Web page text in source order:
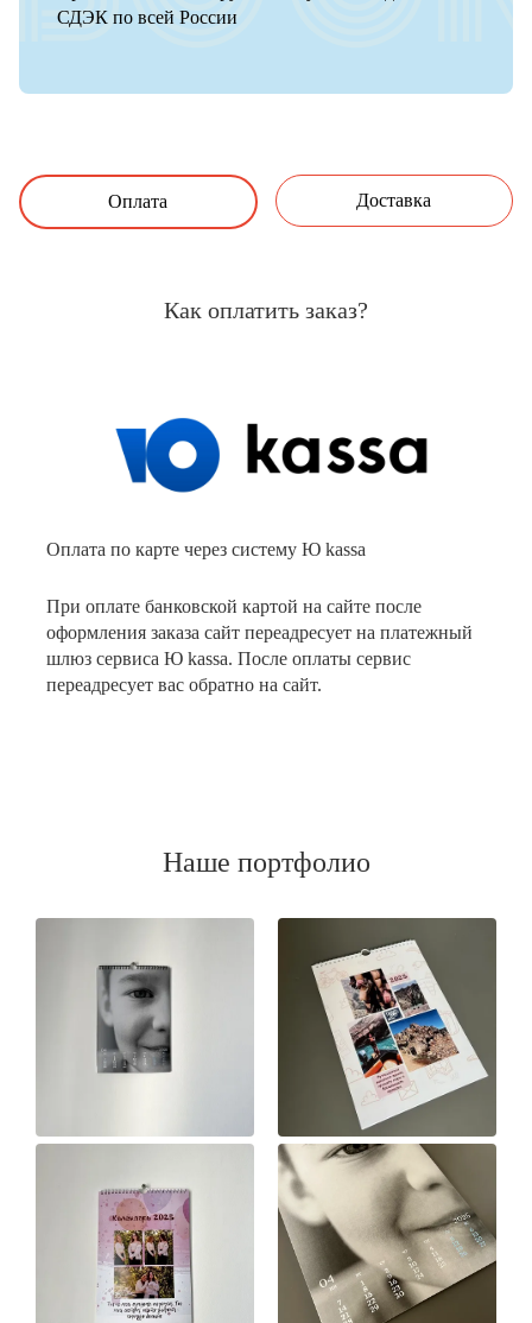
СДЭК по всей России
Оплата Доставка
Как оплатить заказ?
Оплата по карте через систему Ю kassa
При оплате банковской картой на сайте после
оформления заказа сайт переадресует на платежный
шлюз сервиса Ю kassa. После оплаты сервис
переадресует вас обратно на сайт.
Наше портфолио